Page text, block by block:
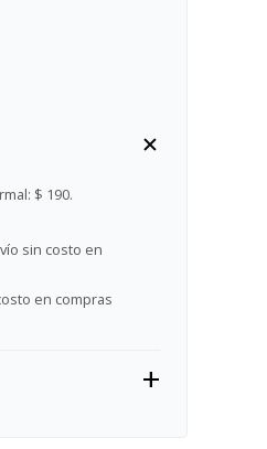
$ 190.
sin costo en
en compras